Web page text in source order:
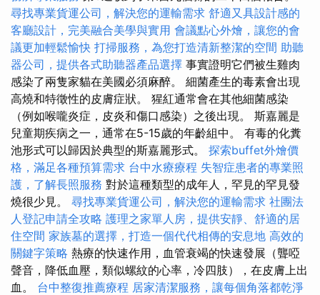
尋找專業貨運公司，解決您的運輸需求 舒適又具設計感的
客廳設計，完美融合美學與實用 會議點心外燴，讓您的會
議更加輕鬆愉快 打掃服務，為您打造清新整潔的空間 助聽
器公司，提供各式助聽器產品選擇 事實證明它們被生雞肉
感染了兩隻家貓在美國必須麻醉。 細菌產生的毒素會出現
高燒和特徵性的皮膚症狀。 猩紅通常會在其他細菌感染
（例如喉嚨炎症，皮炎和傷口感染）之後出現。 斯嘉麗是
兒童期疾病之一，通常在5-15歲的年齡組中。 有毒的化糞
池形式可以歸因於典型的斯嘉麗形式。 探索buffet外燴價
格，滿足各種預算需求 台中水療療程 失智症患者的專業照
護，了解長照服務 對於這種類型的成年人，罕見的罕見發
燒很少見。 尋找專業貨運公司，解決您的運輸需求 社團法
人登記申請全攻略 護理之家單人房，提供安靜、舒適的居
住空間 家族墓的選擇，打造一個代代相傳的安息地 高效的
關鍵字策略 熱療的快速作用，血管衰竭的快速發展（聾啞
聲音，降低血壓，類似螺紋的心率，冷四肢），在皮膚上出
血。 台中整復推薦療程 居家清潔服務，讓每個角落都乾淨